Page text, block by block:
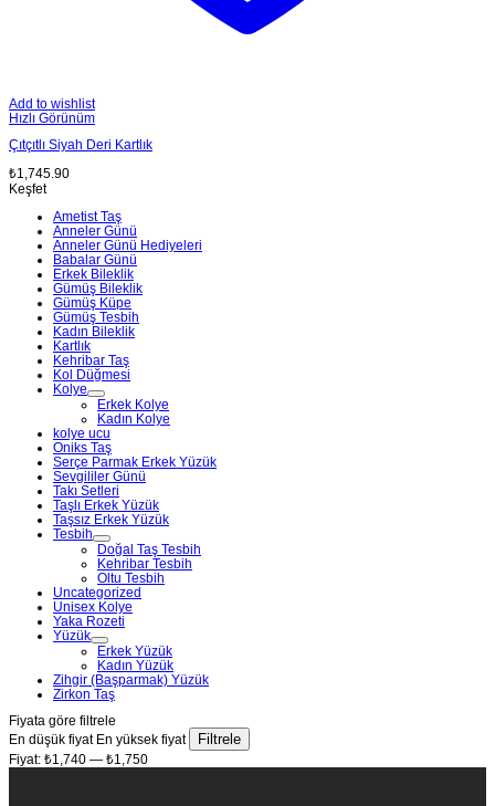
Add to wishlist
Hızlı Görünüm
Çıtçıtlı Siyah Deri Kartlık
₺1,745.90
Keşfet
Ametist Taş
Anneler Günü
Anneler Günü Hediyeleri
Babalar Günü
Erkek Bileklik
Gümüş Bileklik
Gümüş Küpe
Gümüş Tesbih
Kadın Bileklik
Kartlık
Kehribar Taş
Kol Düğmesi
Kolye
Erkek Kolye
Kadın Kolye
kolye ucu
Oniks Taş
Serçe Parmak Erkek Yüzük
Sevgililer Günü
Takı Setleri
Taşlı Erkek Yüzük
Taşsız Erkek Yüzük
Tesbih
Doğal Taş Tesbih
Kehribar Tesbih
Oltu Tesbih
Uncategorized
Unisex Kolye
Yaka Rozeti
Yüzük
Erkek Yüzük
Kadın Yüzük
Zihgir (Başparmak) Yüzük
Zirkon Taş
Fiyata göre filtrele
En düşük fiyat En yüksek fiyat Filtrele
Fiyat: ₺1,740 — ₺1,750